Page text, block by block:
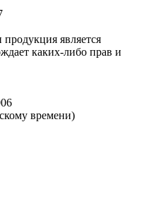
является
каких-либо прав и
времени)